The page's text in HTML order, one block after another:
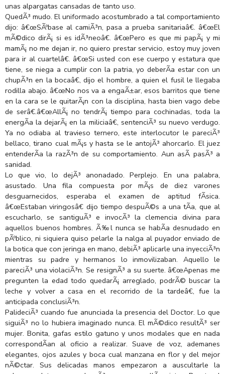
unas alpargatas cansadas de tanto uso.
QuedÃ³ mudo. El uniformado acostumbrado a tal comportamiento
dijo: â€œSÃºbase al camiÃ³n, pasa a prueba sanitariaâ€. â€œEl
mÃ©dico dirÃ¡ si es idÃ³neoâ€. â€œPero es que mi papÃ¡ y mi
mamÃ¡ no me dejan ir, no quiero prestar servicio, estoy muy joven
para ir al cuartelâ€. â€œSi usted con ese cuerpo y estatura que
tiene, se niega a cumplir con la patria, yo deberÃ­a estar con un
chupÃ³n en la bocaâ€, dijo el hombre, a quien el fusil le llegaba
rodilla abajo. â€œNo nos va a engaÃ±ar, esos barritos que tiene
en la cara se le quitarÃ¡n con la disciplina, hasta bien vago debe
de serâ€.â€œAllÃ¡ no tendrÃ¡ tiempo para cochinadas, toda la
energÃ­a la dejarÃ¡ en la miliciaâ€, sentenciÃ³ su nuevo verdugo.
Ya no odiaba al travieso ternero, este interlocutor le pareciÃ³
bellaco, tirano cual mÃ¡s y hasta se le antojÃ³ ahorcarlo. El juez
entenderÃ­a la razÃ³n de su comportamiento. Aun asÃ­ pasÃ³ a
sanidad.
Lo que vio, lo dejÃ³ anonadado. Perplejo. En una palabra,
asustado. Una fila compuesta por mÃ¡s de diez varones
desguarnecidos, esperaba el examen de aptitud fÃ­sica.
â€œEstaban viringosâ€ dijo tiempo despuÃ©s a una tÃ­a, que al
escucharlo, se santiguÃ³ e invocÃ³ la clemencia divina para
aquellos buenos hombres. Ã‰l nunca se habÃ­a desnudado en
pÃºblico, ni siquiera quiso pelarle la nalga al puyador enviado de
la botica que con jeringa en mano, debiÃ³ aplicarle una inyecciÃ³n
mientras su padre y hermanos lo inmovilizaban. Aquello le
pareciÃ³ una violaciÃ³n. Se resignÃ³ a su suerte. â€œApenas me
pregunten la edad todo quedarÃ¡ arreglado, podrÃ© buscar la
leche y volver a casa en el recorrido de la tardeâ€, fue la
anticipada conclusiÃ³n.
PalideciÃ³ cuando fue anunciada la presencia del Doctor. Lo que
siguiÃ³ no lo hubiera imaginado nunca. El mÃ©dico resultÃ³ ser
mujer. Bonita, gafas estilo gatuno y unos modales que en nada
correspondÃ­an al oficio a realizar. Suave de voz, ademanes
elegantes, ojos azules y boca cual manzana en flor y del mejor
nÃ©ctar. Sus delicadas manos empezaron a auscultarle la